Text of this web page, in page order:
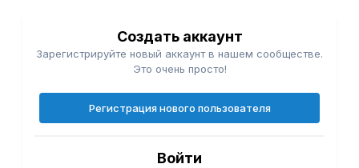
Создать аккаунт
Зарегистрируйте новый аккаунт в нашем сообществе.
Это очень просто!
Регистрация нового пользователя
Войти